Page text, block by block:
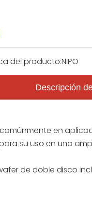
del producto:NIPO
Descripción
en
su uso en una
de doble disco